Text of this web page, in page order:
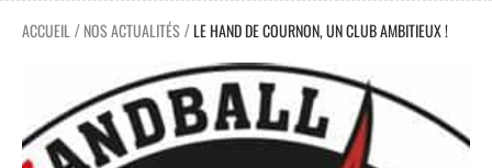
ACCUEIL / NOS ACTUALITÉS /LE HAND DE COURNON, UN CLUB AMBITIEUX !